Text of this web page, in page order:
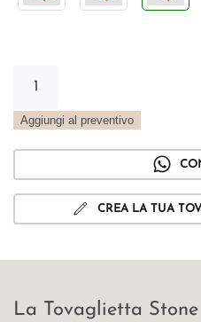
Vintage
Aggiungi al preventivo
CREA LA TUA
La Tovaglietta